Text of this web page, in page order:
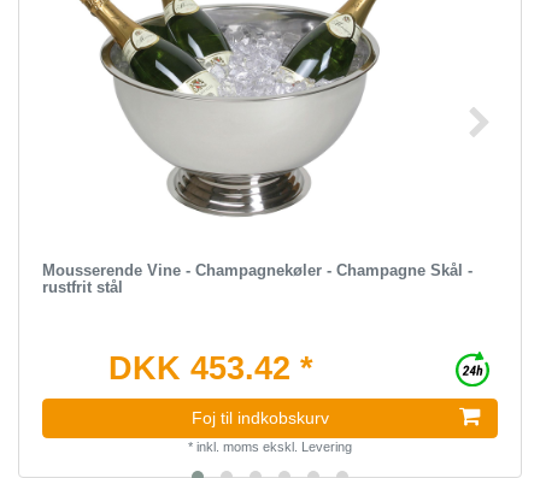
Mousserende Vine - Champagnekøler - Champagne Skål -
rustfrit stål
DKK 453.42 *
Foj til indkobskurv
* inkl. moms ekskl. Levering